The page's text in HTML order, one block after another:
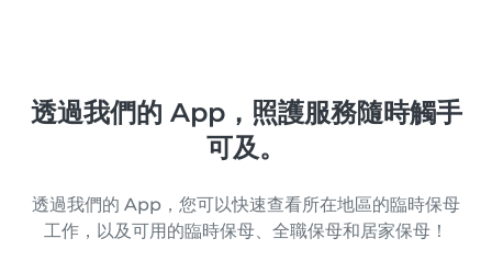
透過我們的 App，照護服務隨時觸手
可及。
透過我們的 App，您可以快速查看所在地區的臨時保母
工作，以及可用的臨時保母、全職保母和居家保母！